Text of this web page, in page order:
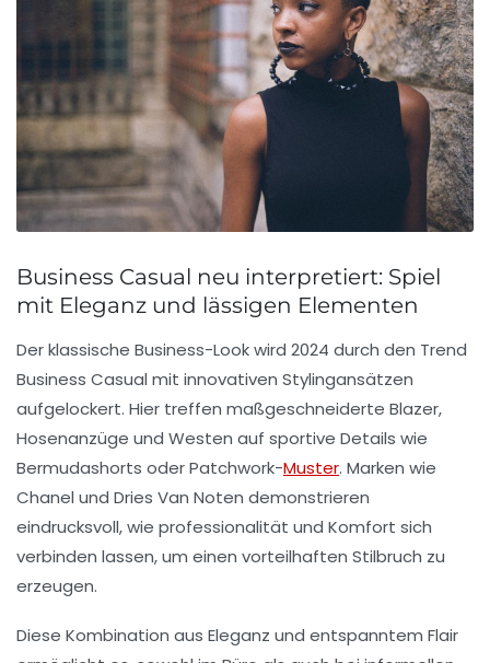
Business Casual neu interpretiert: Spiel
mit Eleganz und lässigen Elementen
Der klassische Business-Look wird 2024 durch den Trend
Business Casual mit innovativen Stylingansätzen
aufgelockert. Hier treffen maßgeschneiderte Blazer,
Hosenanzüge und Westen auf sportive Details wie
Bermudashorts oder Patchwork-Muster. Marken wie
Chanel und Dries Van Noten demonstrieren
eindrucksvoll, wie professionalität und Komfort sich
verbinden lassen, um einen vorteilhaften Stilbruch zu
erzeugen.
Diese Kombination aus Eleganz und entspanntem Flair